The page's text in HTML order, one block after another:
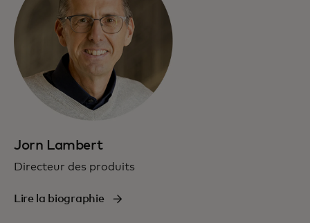
Jorn Lambert
Directeur des produits
Lire la biographie